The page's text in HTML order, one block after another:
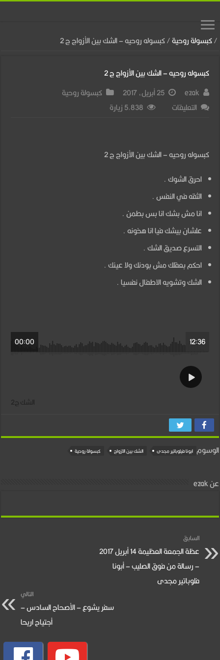
/كبسولة روحية/كبسوله روحيه – الشك بين الأزواج ج 2
كبسوله روحيه – الشك بين الأزواج ج 2
ezak
25 أبريل، 2017
كبسولة روحية
التعليقات
–
بين
الأزواج
ج
2
مغلقة
5,838 زيارة
كبسوله روحيه – الشك بين الأزواج ج 2
احرق الشوك .
الثقه في النفس .
انا مش بشك انا بس بطمن .
علشان بيشك فيا انا هخونه .
التسرع صديق الشك .
احكم بعقلك مش بودنك ولا عينك .
الشك وتشويه الاطفال نفسيا .
12:36
00:00
الشك ج2
الوسوم ابونا فيلوباتير مجدى الشك بين الازواج كبسولة روحية
عن ezak
السابق
عظة الجمعة العظيمة 14 أبريل 2017
– رسالة من فوق الصليب – أبونا
فلوباتير مجدى
التالي
سفر يشوع – الأصحاح السادس –
أجتياح اريحا